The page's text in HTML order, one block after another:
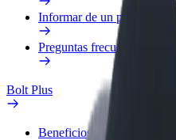
Informar de un problema
Preguntas frecuentes
Bolt Plus
Beneficios